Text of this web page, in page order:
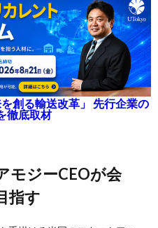
創る輸送改革」 先行企業の
徹底取材
指す